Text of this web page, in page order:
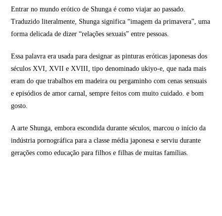
Entrar no mundo erótico de Shunga é como viajar ao passado.
Traduzido literalmente, Shunga significa “imagem da primavera”, uma
forma delicada de dizer “relações sexuais” entre pessoas.
Essa palavra era usada para designar as pinturas eróticas japonesas dos
séculos XVI, XVII e XVIII, tipo denominado ukiyo-e, que nada mais
eram do que trabalhos em madeira ou pergaminho com cenas sensuais
e episódios de amor carnal, sempre feitos com muito cuidado. e bom
gosto.
A arte Shunga, embora escondida durante séculos, marcou o início da
indústria pornográfica para a classe média japonesa e serviu durante
gerações como educação para filhos e filhas de muitas famílias.